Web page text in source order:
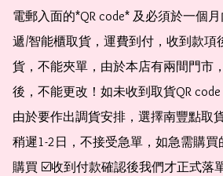
電郵入面的*QR code* 及必須於一個
遞/智能櫃取貨，運費到付，收到款項
貨，不能夾單，由於本店有兩間門市
後，不能更改！如未收到取貨QR
由於要作出調貨安排，選擇南豐點取
稍遲1-2日，不接受急單，如急需購
購買 ☑️收到付款確認後我們才正式落